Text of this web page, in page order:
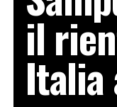
il
Italia